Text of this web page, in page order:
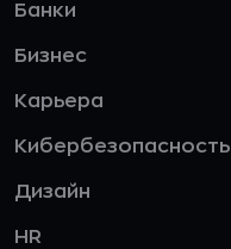
Банки
Бизнес
Карьера
Кибербезопасность
Дизайн
HR